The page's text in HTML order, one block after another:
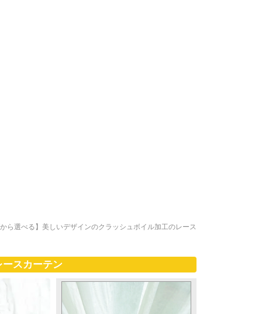
から選べる】美しいデザインのクラッシュボイル加工のレース
ースカーテン